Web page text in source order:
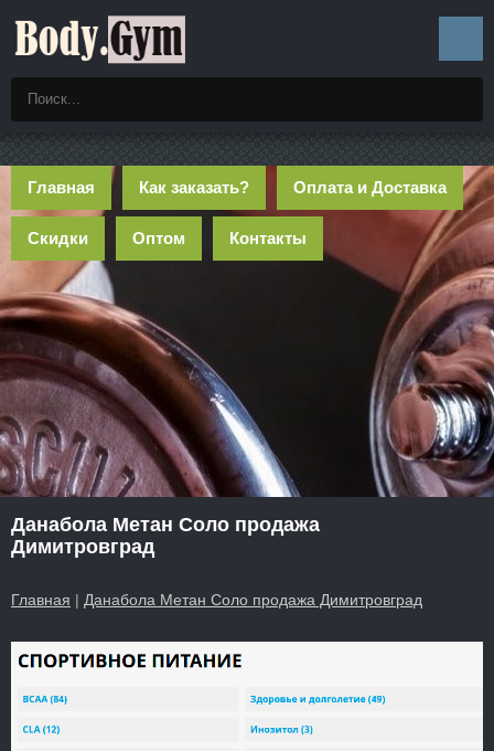
Главная Как заказать? Оплата и Доставка
Скидки Оптом Контакты
Данабола Метан Соло продажа
Димитровград
Главная | Данабола Метан Соло продажа Димитровград